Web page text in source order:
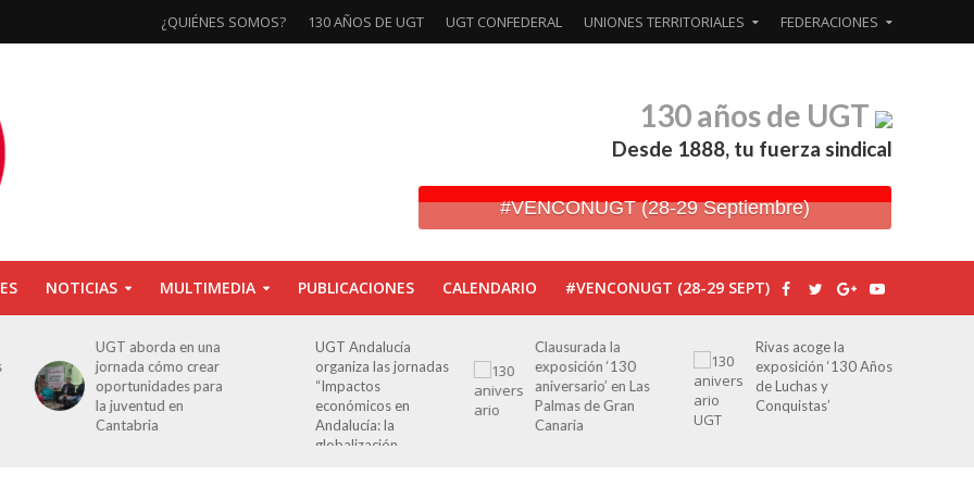
¿QUIÉNES SOMOS? 130 AÑOS DE UGT UGT CONFEDERAL UNIONES TERRITORIALES FEDERACIONES
130 años de UGT
Desde 1888, tu fuerza sindical
#VENCONUGT (28-29 Septiembre)
NOTICIAS MULTIMEDIA PUBLICACIONES CALENDARIO #VENCONUGT (28-29 SEPT)
UGT Andalucía
organiza las jornadas
“Impactos
económicos en
Andalucía: la
Clausurada la
exposición ‘130
aniversario’ en Las
Palmas de Gran
Canaria
Rivas acoge la
exposición ‘130 Años
de Luchas y
Conquistas’
Javier Bueno, el
periodista asesinado
por Franco por sus
editoriales de prensa